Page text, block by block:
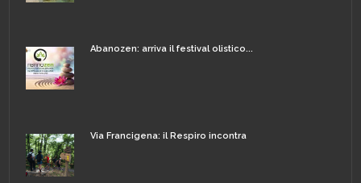
Abanozen: arriva il festival olistico...
Via Francigena: il Respiro incontra